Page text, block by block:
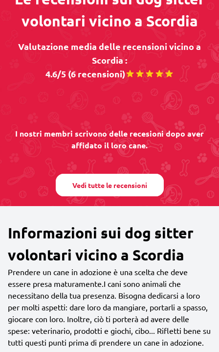
volontari vicino a Scordia
Valutazione media delle recensioni vicino a
Scordia :
4.6/5 (6 recensioni)
I nostri membri scrivono delle recesioni dopo aver
affidato il loro cane.
Vedi tutte le recensioni
Informazioni sui dog sitter
volontari vicino a Scordia
Prendere un cane in adozione è una scelta che deve
essere presa maturamente.I cani sono animali che
necessitano della tua presenza. Bisogna dedicarsi a loro
per molti aspetti: dare loro da mangiare, portarli a spasso,
giocare con loro. Inoltre, ciò ti porterà ad avere delle
spese: veterinario, prodotti e giochi, cibo... Rifletti bene su
tutti questi punti prima di prendere un cane in adozione.